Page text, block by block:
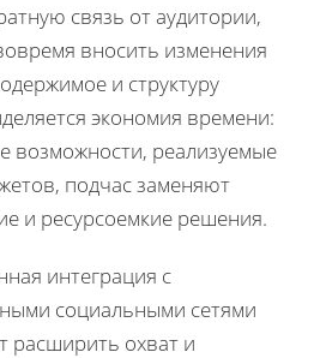
связь от аудитории,
вносить изменения
и структуру
экономия времени:
возможности, реализуемые
подчас заменяют
и ресурсоемкие решения.
интеграция с
социальными сетями
расширить охват и